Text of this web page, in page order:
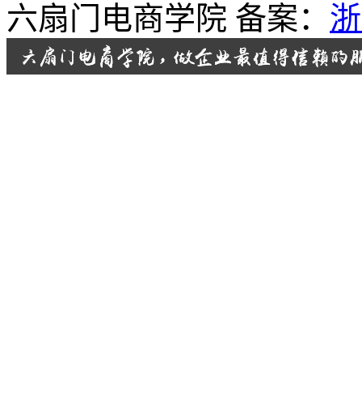
六扇门电商学院 备案：